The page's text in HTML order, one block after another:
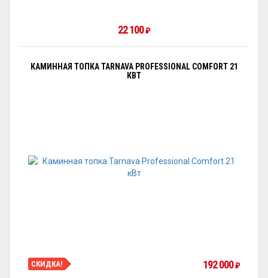
22 100₽
КАМИННАЯ ТОПКА TARNAVA PROFESSIONAL COMFORT 21
КВТ
СКИДКА! 192 000₽